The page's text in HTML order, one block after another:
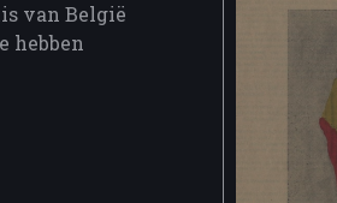
van België
hebben